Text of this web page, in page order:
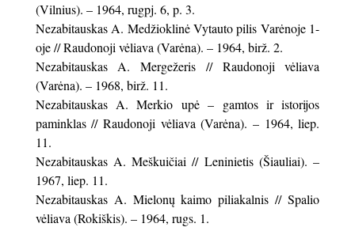
(Vilnius). – 1964, rugpj. 6, p. 3.
Nezabitauskas A. Medžioklinė Vytauto pilis Varėnoje 1-
oje // Raudonoji vėliava (Varėna). – 1964, birž. 2.
Nezabitauskas A. Mergežeris // Raudonoji vėliava
(Varėna). – 1968, birž. 11.
Nezabitauskas A. Merkio upė – gamtos ir istorijos
paminklas // Raudonoji vėliava (Varėna). – 1964, liep.
11.
Nezabitauskas A. Meškuičiai // Leninietis (Šiauliai). –
1967, liep. 11.
Nezabitauskas A. Mielonų kaimo piliakalnis // Spalio
vėliava (Rokiškis). – 1964, rugs. 1.